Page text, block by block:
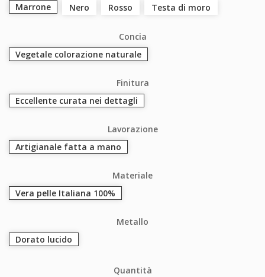
Marrone
Nero Rosso Testa di moro
Concia
Vegetale colorazione naturale
Finitura
Eccellente curata nei dettagli
Lavorazione
Artigianale fatta a mano
Materiale
Vera pelle Italiana 100%
Metallo
Dorato lucido
Quantità